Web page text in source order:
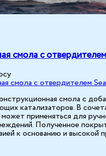
смола с отвердителем
смола с
катализаторов. В
применяться для
Полученное
к основанию и высокой